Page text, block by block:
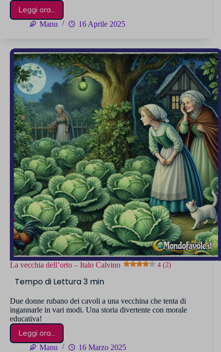
Leggi ora...
Tammy
e
cagnolini
avventurosi
4.5 (2)
Manu 16 Aprile 2025
La vecchia dell’orto – Italo Calvino 4 (2)
Due donne rubano dei cavoli a una vecchina che tenta di
ingannarle in vari modi. Una storia divertente con morale
educativa!
Leggi ora...
La
vecchia
Manu 16 Marzo 2025